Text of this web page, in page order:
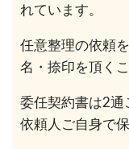
れています。
任意整理の依頼
名・捺印を頂く
委任契約書は2
依頼人ご自身で